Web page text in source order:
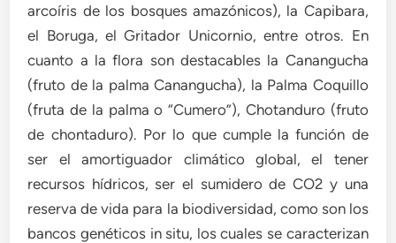
arcoíris de los bosques amazónicos), la Capibara,
el Boruga, el Gritador Unicornio, entre otros. En
cuanto a la flora son destacables la Canangucha
(fruto de la palma Canangucha), la Palma Coquillo
(fruta de la palma o “Cumero”), Chotanduro (fruto
de chontaduro). Por lo que cumple la función de
ser el amortiguador climático global, el tener
recursos hídricos, ser el sumidero de CO2 y una
reserva de vida para la biodiversidad, como son los
bancos genéticos in situ, los cuales se caracterizan